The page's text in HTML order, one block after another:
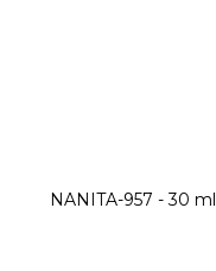
NANITA-957 - 30 ml